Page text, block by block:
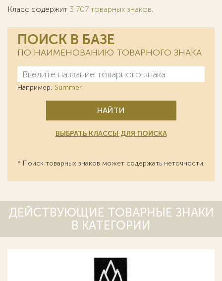
Класс содержит 3 707 товарных знаков.
ПОИСК В БАЗЕ
ПО НАИМЕНОВАНИЮ ТОВАРНОГО ЗНАКА
Например, Summer
НАЙТИ
ВЫБРАТЬ КЛАССЫ ДЛЯ ПОИСКА
* Поиск товарных знаков может содержать неточности.
ДЕЙСТВУЮЩИЕ ТОВАРНЫЕ ЗНАКИ
В КАТЕГОРИИ